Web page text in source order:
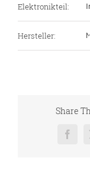
Elektronikteil:
Hersteller:
Share